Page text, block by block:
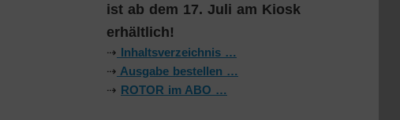
ist ab dem 17. Juli am Kiosk
erhältlich!
⇢ Inhaltsverzeichnis …
⇢ Ausgabe bestellen …
⇢ ROTOR im ABO …